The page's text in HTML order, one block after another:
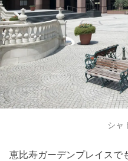
シャ
恵比寿ガーデンプレイスで